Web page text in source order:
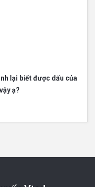
lại biết được dấu của
ạ?